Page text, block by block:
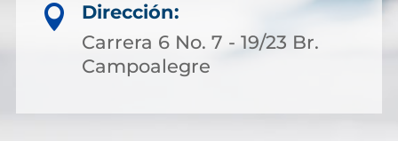

Dirección:
Carrera 6 No. 7 - 19/23 Br.
Campoalegre